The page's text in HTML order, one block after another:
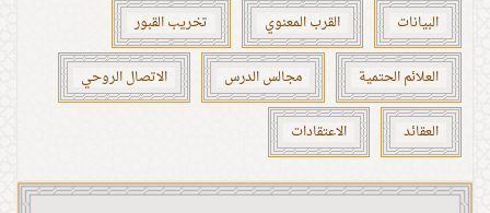
البيانات القرب المعنوي تخريب القبور
العلائم الحتمية مجالس الدرس الاتصال الروحي
العقائد الاعتقادات